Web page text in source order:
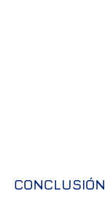
CONCLUSIÓN